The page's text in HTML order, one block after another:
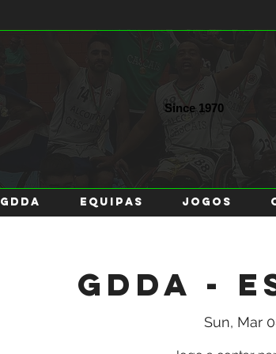
Since 1970
GDDA EQUIPAS JOGOS
GDDA -
Sun, Mar